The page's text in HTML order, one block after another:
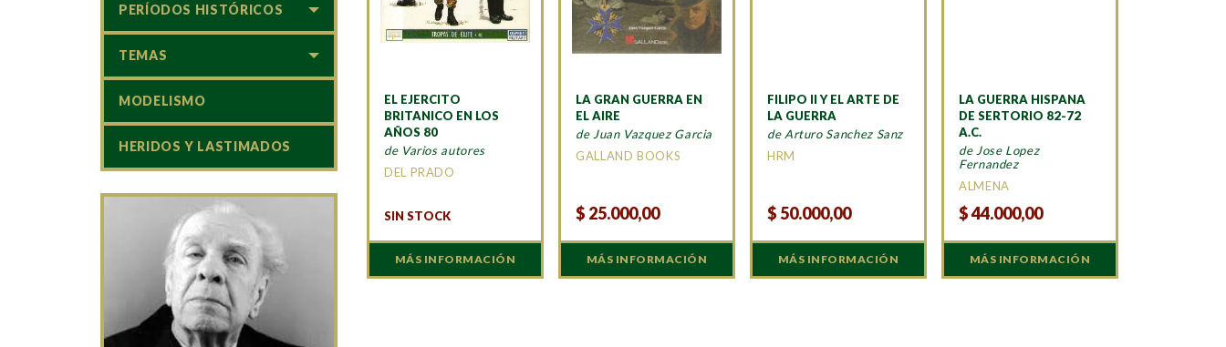
EL EJERCITO
BRITANICO EN LOS
AÑOS 80
de Varios autores
DEL PRADO
SIN STOCK
MÁS INFORMACIÓN
LA GRAN GUERRA EN
EL AIRE
de Juan Vazquez Garcia
GALLAND BOOKS
$ 25.000,00
MÁS INFORMACIÓN
FILIPO II Y EL ARTE DE
LA GUERRA
de Arturo Sanchez Sanz
HRM
$ 50.000,00
MÁS INFORMACIÓN
LA GUERRA HISPANA
DE SERTORIO 82-72
A.C.
de Jose Lopez
Fernandez
ALMENA
$44.000,00
MÁS INFORMACIÓN
PERÍODOS HISTÓRICOS
TEMAS
MODELISMO
HERIDOS Y LASTIMADOS